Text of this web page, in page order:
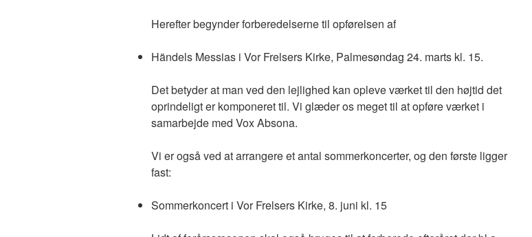
Herefter begynder forberedelserne til opførelsen af
Händels Messias i Vor Frelsers Kirke, Palmesøndag 24. marts kl. 15.
Det betyder at man ved den lejlighed kan opleve værket til den højtid det
oprindeligt er komponeret til. Vi glæder os meget til at opføre værket i
samarbejde med Vox Absona.
Vi er også ved at arrangere et antal sommerkoncerter, og den første ligger
fast:
Sommerkoncert i Vor Frelsers Kirke, 8. juni kl. 15